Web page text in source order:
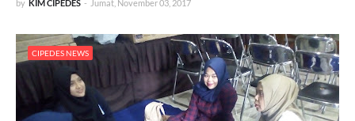
by KIM CIPEDES - Jumat, November 03, 2017
CIPEDES NEWS